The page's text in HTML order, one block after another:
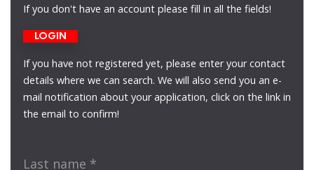
If you don't have an account please fill in all the fields!
LOGIN
If you have not registered yet, please enter your contact
details where we can search. We will also send you an e-
mail notification about your application, click on the link in
the email to confirm!
Last name *